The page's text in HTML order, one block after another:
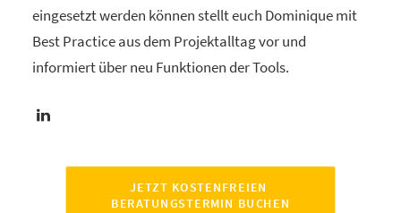
eingesetzt werden können stellt euch Dominique mit
Best Practice aus dem Projektalltag vor und
informiert über neu Funktionen der Tools.
JETZT KOSTENFREIEN
BERATUNGSTERMIN BUCHEN